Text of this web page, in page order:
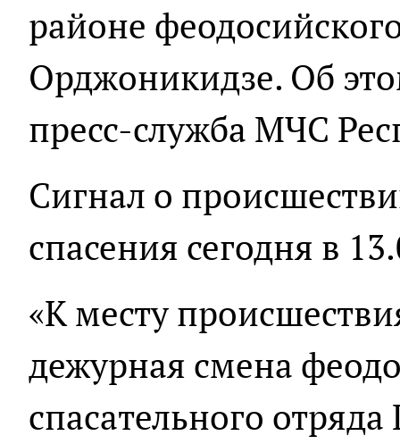
районе
Орджоникидзе. Об
пресс-служба МЧС
Сигнал о
спасения сегодня в
«К месту
дежурная смена
спасательного